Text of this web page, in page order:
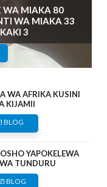
WA MIAKA 80
WA MIAKA 33
3
WA AFRIKA KUSINI
KIJAMII
BLOG
YAPOKELEWA
TUNDURU
BLOG